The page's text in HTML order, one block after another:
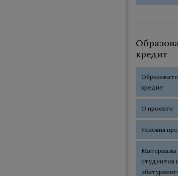
кредит
кредит
О проекте
Условия
Материалы
студентов